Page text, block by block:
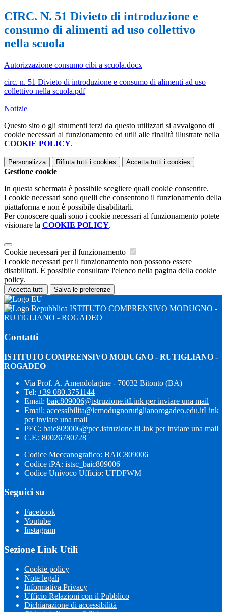
CIRC. N. 51 Divieto di introduzione e
consumo di alimenti ad uso collettivo
nella scuola
Autorizzazione consumo cibi a scuola.docx
circ. n. 51 Divieto di introduzione e consumo di alimenti ad uso
collettivo nella scuola.pdf
Notizie
Questo sito o gli strumenti terzi da questo utilizzati si avvalgono di
cookie necessari al funzionamento ed utili alle finalità illustrate nella
COOKIE POLICY.
Personalizza Rifiuta tutti i cookies Accetta tutti i cookies
Gestione cookie
In questa schermata è possibile scegliere quali cookie consentire.
I cookie necessari sono quelli che consentono il funzionamento della
piattaforma e non è possibile disabilitarli.
Per conoscere quali sono i cookie necessari al funzionamento potete
visionare la COOKIE POLICY.
Cookie necessari per il funzionamento
I cookie necessari per il funzionamento non possono essere
disabilitati. È possibile consultare l'elenco nella pagina della cookie
policy.
Accetta tutti Salva le preferenze
ISTITUTO COMPRENSIVO MODUGNO -
RUTIGLIANO - ROGADEO
Contatti
ISTITUTO COMPRENSIVO MODUGNO - RUTIGLIANO -
ROGADEO
Via Prof. A. Amendolagine - 70032 Bitonto (BA)
Tel: +39 080.3751144
Email: baic809006@istruzione.itLink per inviare una mail
Email: accessibilita@icmodugnorutiglianorogadeo.edu.itLink
per inviare una mail
PEC: baic809006@pec.istruzione.itLink per inviare una mail
C.F.: 80026780728
Codice Meccanografico: BAIC809006
Codice iPA: istsc_baic809006
Codice Univoco Ufficio: UFDFWM
Seguici su
Facebook
Youtube
Instagram
Sezione Link Utili
Cookie policy
Note legali
Informativa Privacy
Ufficio Relazioni con il Pubblico
Dichiarazione di accessibilità